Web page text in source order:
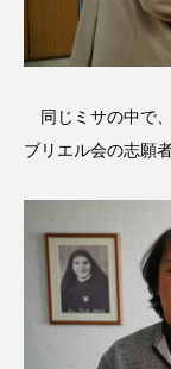
同じミサの中で
ブリエル会の志願